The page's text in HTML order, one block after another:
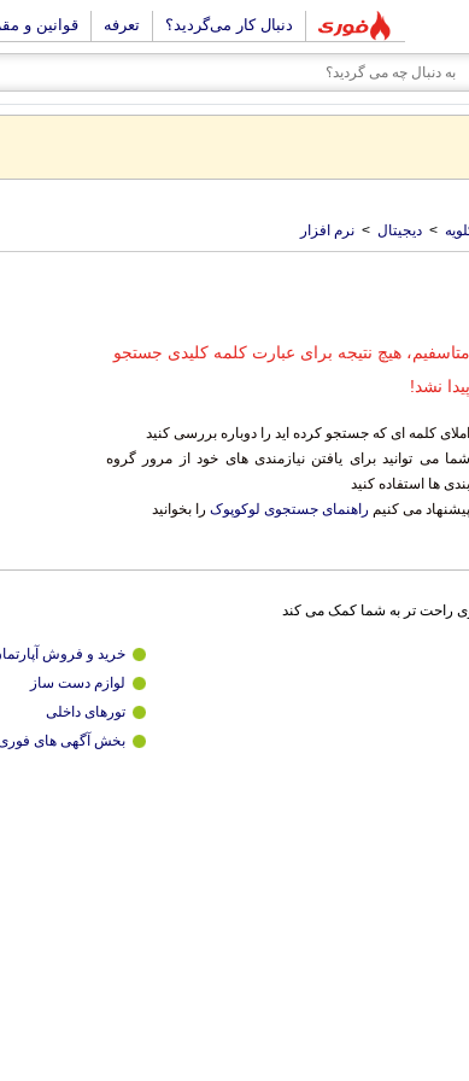
دنبال کار می‌گردید؟ تعرفه قوانین و
> دیجیتال > نرم افزار
متاسفیم، هیچ نتیجه برای عبارت کلمه کلیدی جستجو
پیدا نشد!
املای کلمه ای که جستجو کرده اید را دوباره بررسی کنید
شما می توانید برای یافتن نیازمندی های خود از مرور گروه
بندی ها استفاده کنید
پیشنهاد می کنیم راهنمای جستجوی لوکوپوک را بخوانید
راحت تر به شما کمک می کند
خرید و فروش
لوازم دست ساز
تورهای داخلی
بخش آگهی های